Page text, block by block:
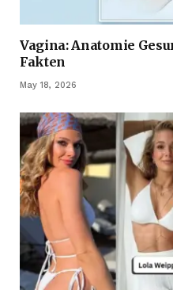
Vagina: Anatomie
Fakten
May 18, 2026